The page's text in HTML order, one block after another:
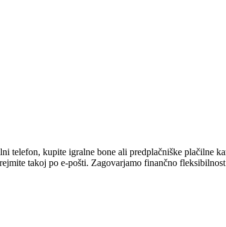
telefon, kupite igralne bone ali predplačniške plačilne
takoj po e-pošti. Zagovarjamo finančno